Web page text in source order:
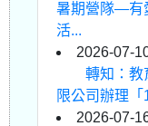
暑期營隊—有
活...
2026-07-
轉知：教
限公司辦理
2026-07-